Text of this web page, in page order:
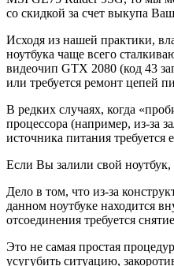
со скидкой за счет выкупа
Исходя из нашей практики,
ноутбука чаще всего
видеочип GTX 2080 (код 43
или требуется ремонт цепей
В редких случаях, когда
процессора (например, из-за
источника питания требуется
Если Вы залили свой
Дело в том, что из-за
данном ноутбуке находится
отсоединения требуется
Это не самая простая
усугубить ситуацию,